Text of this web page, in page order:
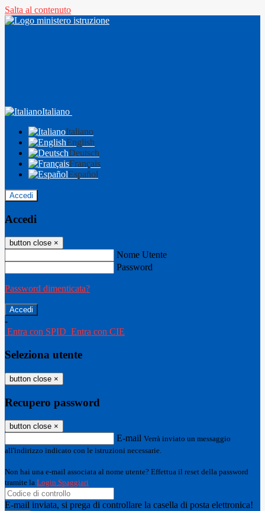
Salta al contenuto
Italiano
Italiano
English
Deutsch
Français
Español
Accedi
Accedi
button close ×
Nome Utente
Password
Password dimenticata?
-
Entra con SPID Entra con CIE
Seleziona utente
button close ×
Recupero password
button close ×
E-mail Verrà inviato un messaggio
all'indirizzo indicato con le istruzioni necessarie.
Non hai una e-mail associata al nome utente? Effettua il reset della password
tramite la Login Spaggiari
E-mail inviata, si prega di controllare la casella di posta elettronica!